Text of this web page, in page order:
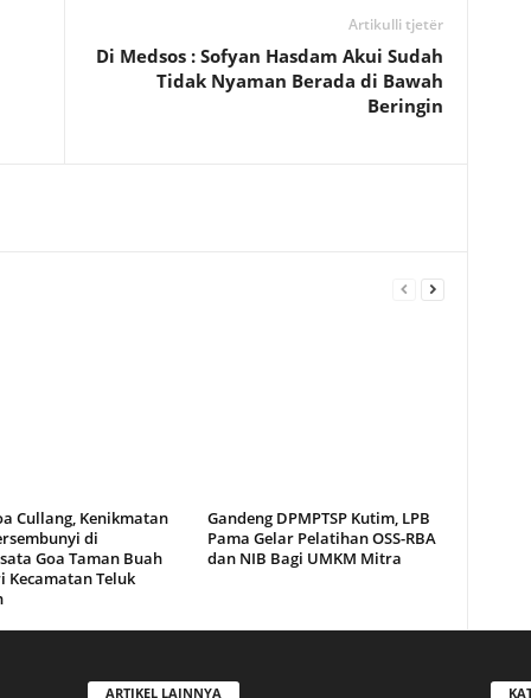
Artikulli tjetër
Di Medsos : Sofyan Hasdam Akui Sudah
Tidak Nyaman Berada di Bawah
Beringin
Cullang, Kenikmatan
di
Goa Taman Buah
Kecamatan Teluk
Gandeng DPMPTSP Kutim, LPB
Pama Gelar Pelatihan OSS-RBA
dan NIB Bagi UMKM Mitra
ARTIKEL LAINNYA